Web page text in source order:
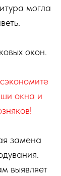
могла
окон.
окна и
замена
выявляет